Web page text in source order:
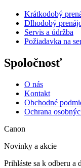
Krátkodobý
Dlhodobý
Servis a údržba
Požiadavka na
Spoločnosť
O nás
Kontakt
Obchodné
Ochrana
Canon
Novinky a akcie
Prihláste sa k odberu a